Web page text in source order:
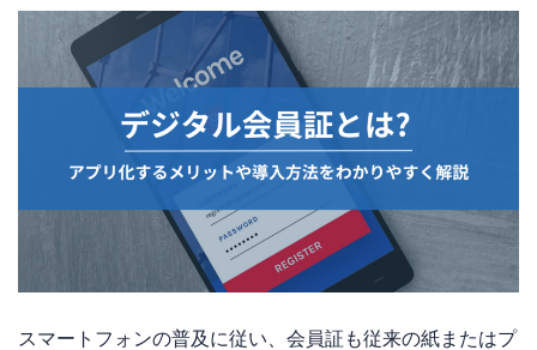
スマートフォンの普及に従い、会員証も従来の紙またはプ